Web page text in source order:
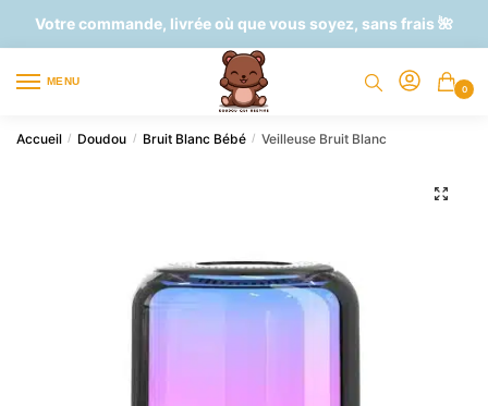
Votre commande, livrée où que vous soyez, sans frais 🌺
MENU
0
Accueil / Doudou / Bruit Blanc Bébé / Veilleuse Bruit Blanc
🔍